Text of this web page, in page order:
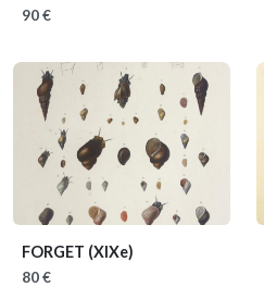
90 €
FORGET (XIXe)
80 €